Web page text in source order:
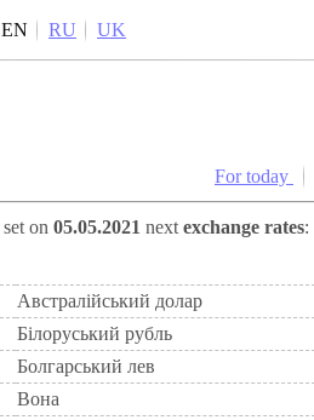
EN RU UK
For today
set on 05.05.2021 next exchange rates:
Австралійський долар
Бiлоруський рубль
Болгарський лев
Вона